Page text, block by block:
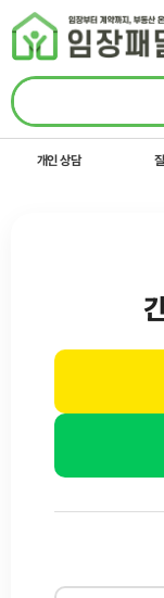
콘텐츠로
건너뛰기
개인 상담